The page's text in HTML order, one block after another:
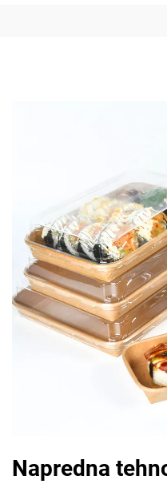
Napredna